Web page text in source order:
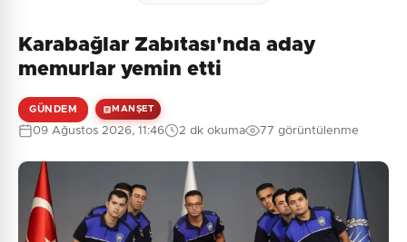
Karabağlar Zabıtası'nda aday
memurlar yemin etti
GÜNDEM MANŞET
09 Ağustos 2026, 11:46 2 dk okuma 77 görüntülenme